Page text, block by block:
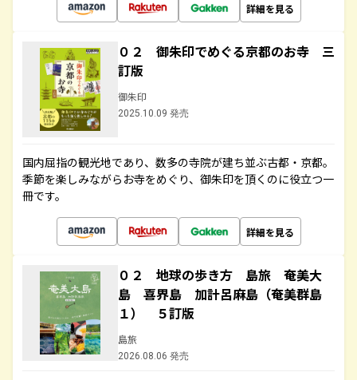
詳細を見る
０２ 御朱印でめぐる京都のお寺 三
訂版
御朱印
2025.10.09 発売
国内屈指の観光地であり、数多の寺院が建ち並ぶ古都・京都。
季節を楽しみながらお寺をめぐり、御朱印を頂くのに役立つ一
冊です。
詳細を見る
０２ 地球の歩き方 島旅 奄美大
島 喜界島 加計呂麻島（奄美群島
１） ５訂版
島旅
2026.08.06 発売